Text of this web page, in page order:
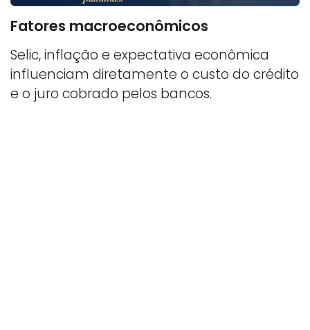
Fatores macroeconômicos
Selic, inflação e expectativa econômica
influenciam diretamente o custo do crédito
e o juro cobrado pelos bancos.